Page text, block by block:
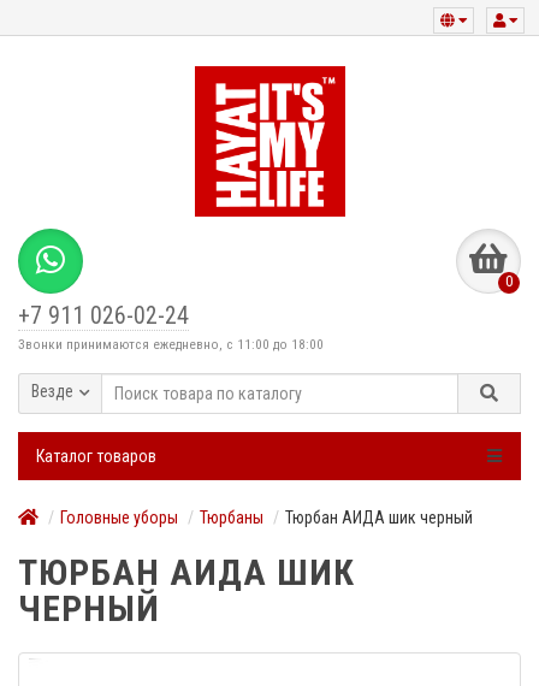
+7 911 026-02-24
Звонки принимаются ежедневно, с 11:00 до 18:00
0
Везде
Каталог товаров
Головные уборы Тюрбаны Тюрбан АИДА шик черный
ТЮРБАН АИДА ШИК
ЧЕРНЫЙ